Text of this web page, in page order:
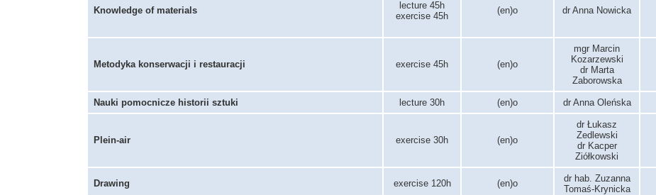
Knowledge of materials
lecture 45h
exercise 45h
(en)o dr Anna Nowicka
Metodyka konserwacji i restauracji exercise 45h (en)o
mgr Marcin
Kozarzewski
dr Marta
Zaborowska
Nauki pomocnicze historii sztuki lecture 30h (en)o dr Anna Oleńska
Plein-air exercise 30h (en)o
dr Łukasz
Zedlewski
dr Kacper
Ziółkowski
Drawing exercise 120h (en)o
dr hab. Zuzanna
Tomaś-Krynicka